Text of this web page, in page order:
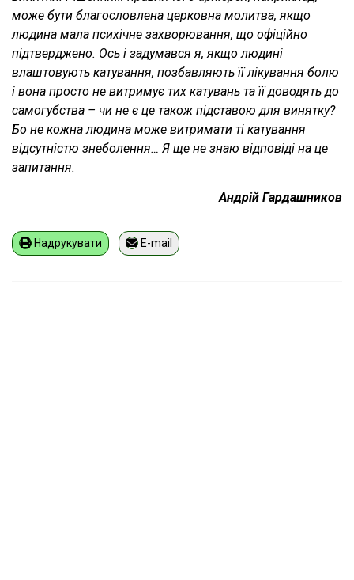
може бути благословлена церковна молитва, якщо
людина мала психічне захворювання, що офіційно
підтверджено. Ось і задумався я, якщо людині
влаштовують катування, позбавляють її лікування болю
і вона просто не витримує тих катувань та її доводять до
самогубства – чи не є це також підставою для винятку?
Бо не кожна людина може витримати ті катування
відсутністю знеболення… Я ще не знаю відповіді на це
запитання.
Андрій Гардашников
Надрукувати E-mail